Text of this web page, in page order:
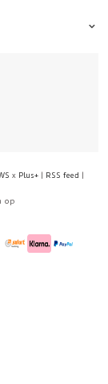
x Plus+ | RSS feed |
op